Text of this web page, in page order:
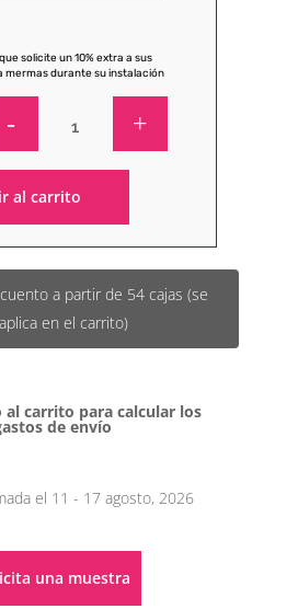
solicite un 10% extra a sus
mermas durante su instalación
al carrito
a partir de 54 cajas (se
aplica en el carrito)
al carrito para calcular los
de envío
el 11 - 17 agosto, 2026
una muestra